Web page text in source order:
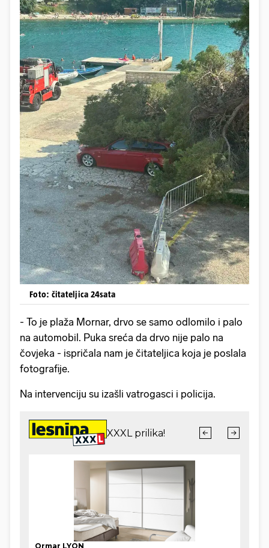
Foto: čitateljica 24sata
- To je plaža Mornar, drvo se samo odlomilo i palo
na automobil. Puka sreća da drvo nije palo na
čovjeka - ispričala nam je čitateljica koja je poslala
fotografije.
Na intervenciju su izašli vatrogasci i policija.